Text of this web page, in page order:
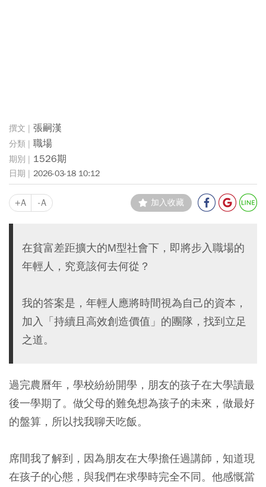
張嗣漢
職場
1526期
2026-03-18 10:12
+A -A 加入收藏
在貧富差距擴大的M型社會下，即將步入職場的
年輕人，究竟該何去何從？
我的答案是，年輕人應將時間視為自己的資本，
加入「持續且高效創造價值」的團隊，找到立足
之道。
過完農曆年，學校紛紛開學，朋友的孩子在大學讀最
後一學期了。做父母的難免想為孩子的未來，做最好
的盤算，所以找我聊天吃飯。
席間我了解到，因為朋友在大學擔任過講師，知道現
在孩子的心態，與我們在求學時完全不同。他感慨當